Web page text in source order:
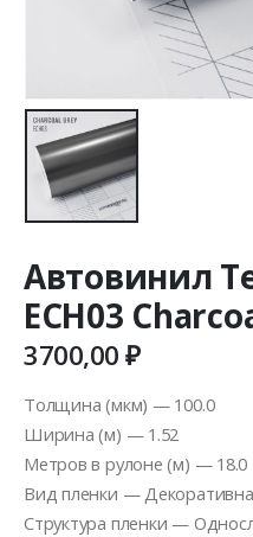
Автовинил
ECH03
3700,00₽
Толщина (мкм) — 100.0
Ширина (м) — 1.52
Метров в рулоне (м) — 18.0
Вид пленки —
Структура пленки —